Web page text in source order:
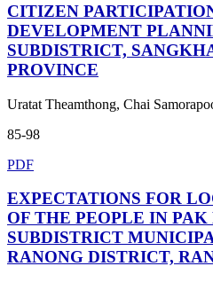
CITIZEN
DEVELOPMENT
SUBDISTRICT,
PROVINCE
Uratat Theamthong, Chai
85-98
PDF
EXPECTATIONS FOR
OF THE PEOPLE IN
SUBDISTRICT
RANONG DISTRICT,